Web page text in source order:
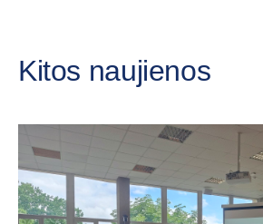
Kitos naujienos